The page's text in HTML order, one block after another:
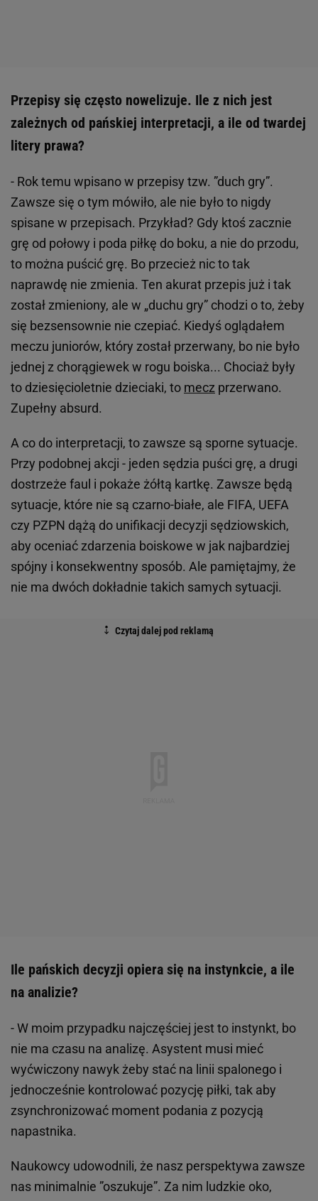
Przepisy się często nowelizuje. Ile z nich jest
zależnych od pańskiej interpretacji, a ile od twardej
litery prawa?
- Rok temu wpisano w przepisy tzw. ”duch gry”.
Zawsze się o tym mówiło, ale nie było to nigdy
spisane w przepisach. Przykład? Gdy ktoś zacznie
grę od połowy i poda piłkę do boku, a nie do przodu,
to można puścić grę. Bo przecież nic to tak
naprawdę nie zmienia. Ten akurat przepis już i tak
został zmieniony, ale w „duchu gry” chodzi o to, żeby
się bezsensownie nie czepiać. Kiedyś oglądałem
meczu juniorów, który został przerwany, bo nie było
jednej z chorągiewek w rogu boiska... Chociaż były
to dziesięcioletnie dzieciaki, to mecz przerwano.
Zupełny absurd.
A co do interpretacji, to zawsze są sporne sytuacje.
Przy podobnej akcji - jeden sędzia puści grę, a drugi
dostrzeże faul i pokaże żółtą kartkę. Zawsze będą
sytuacje, które nie są czarno-białe, ale FIFA, UEFA
czy PZPN dążą do unifikacji decyzji sędziowskich,
aby oceniać zdarzenia boiskowe w jak najbardziej
spójny i konsekwentny sposób. Ale pamiętajmy, że
nie ma dwóch dokładnie takich samych sytuacji.
Ile pańskich decyzji opiera się na instynkcie, a ile
na analizie?
- W moim przypadku najczęściej jest to instynkt, bo
nie ma czasu na analizę. Asystent musi mieć
wyćwiczony nawyk żeby stać na linii spalonego i
jednocześnie kontrolować pozycję piłki, tak aby
zsynchronizować moment podania z pozycją
napastnika.
Naukowcy udowodnili, że nasz perspektywa zawsze
nas minimalnie ”oszukuje”. Za nim ludzkie oko,